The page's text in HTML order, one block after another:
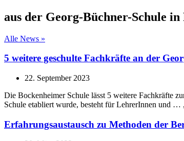
aus der Georg-Büchner-Schule
Alle News »
5 weitere geschulte Fachkräfte an der
22. September 2023
Die Bockenheimer Schule lässt 5 weitere Fachkräfte
Schule etabliert wurde, besteht für LehrerInnen und …
Erfahrungsaustausch zu Methoden der